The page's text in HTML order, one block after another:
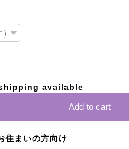
available
Add to cart
住まいの方向け